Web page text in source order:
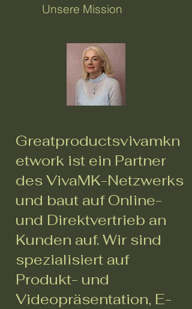
Unsere Mission
Greatproductsvivamkn
etwork ist ein Partner
des VivaMK-Netzwerks
und baut auf Online-
und Direktvertrieb an
Kunden auf. Wir sind
spezialisiert auf
Produkt- und
Videopräsentation, E-